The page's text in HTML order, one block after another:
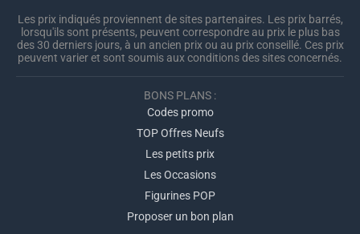
Les prix indiqués proviennent de sites partenaires. Les prix barrés,
lorsqu'ils sont présents, peuvent correspondre au prix le plus bas
des 30 derniers jours, à un ancien prix ou au prix conseillé. Ces prix
peuvent varier et sont soumis aux conditions des sites concernés.
BONS PLANS :
Codes promo
TOP Offres Neufs
Les petits prix
Les Occasions
Figurines POP
Proposer un bon plan